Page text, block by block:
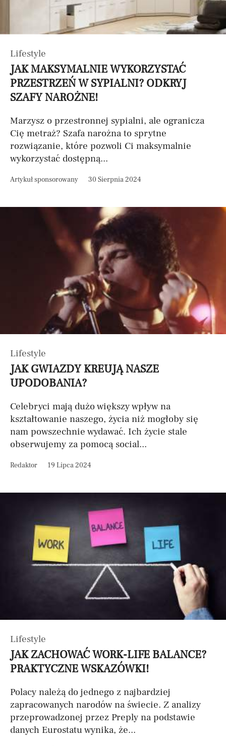
Lifestyle
JAK MAKSYMALNIE WYKORZYSTAĆ
PRZESTRZEŃ W SYPIALNI? ODKRYJ
SZAFY NAROŻNE!
Marzysz o przestronnej sypialni, ale ogranicza
Cię metraż? Szafa narożna to sprytne
rozwiązanie, które pozwoli Ci maksymalnie
wykorzystać dostępną...
Artykuł sponsorowany 30 Sierpnia 2024
Lifestyle
JAK GWIAZDY KREUJĄ NASZE
UPODOBANIA?
Celebryci mają dużo większy wpływ na
kształtowanie naszego, życia niż mogłoby się
nam powszechnie wydawać. Ich życie stale
obserwujemy za pomocą social...
Redaktor 19 Lipca 2024
Lifestyle
JAK ZACHOWAĆ WORK-LIFE BALANCE?
PRAKTYCZNE WSKAZÓWKI!
Polacy należą do jednego z najbardziej
zapracowanych narodów na świecie. Z analizy
przeprowadzonej przez Preply na podstawie
danych Eurostatu wynika, że...